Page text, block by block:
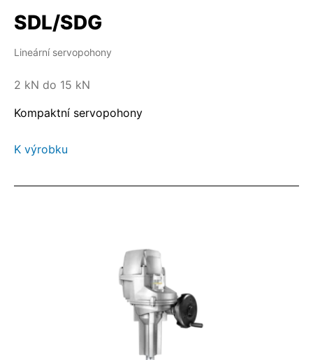
SDL/SDG
Lineární servopohony
2 kN do 15 kN
Kompaktní servopohony
K výrobku